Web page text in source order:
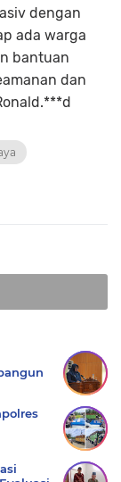
dengan
ada warga
bantuan
dan